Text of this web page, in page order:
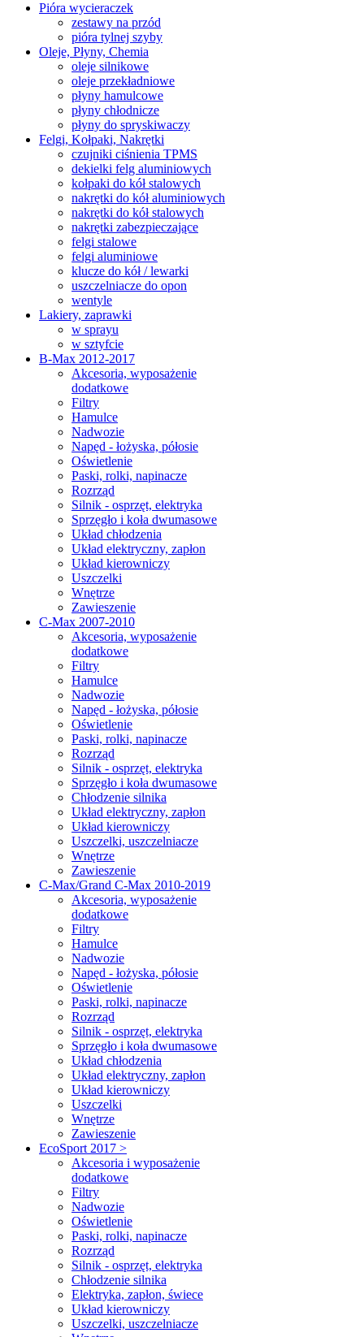
Pióra wycieraczek
zestawy na przód
pióra tylnej szyby
Oleje, Płyny, Chemia
oleje silnikowe
oleje przekładniowe
płyny hamulcowe
płyny chłodnicze
płyny do spryskiwaczy
Felgi, Kołpaki, Nakrętki
czujniki ciśnienia TPMS
dekielki felg aluminiowych
kołpaki do kół stalowych
nakrętki do kół aluminiowych
nakrętki do kół stalowych
nakrętki zabezpieczające
felgi stalowe
felgi aluminiowe
klucze do kół / lewarki
uszczelniacze do opon
wentyle
Lakiery, zaprawki
w sprayu
w sztyfcie
B-Max 2012-2017
Akcesoria, wyposażenie
dodatkowe
Filtry
Hamulce
Nadwozie
Napęd - łożyska, półosie
Oświetlenie
Paski, rolki, napinacze
Rozrząd
Silnik - osprzęt, elektryka
Sprzęgło i koła dwumasowe
Układ chłodzenia
Układ elektryczny, zapłon
Układ kierowniczy
Uszczelki
Wnętrze
Zawieszenie
C-Max 2007-2010
Akcesoria, wyposażenie
dodatkowe
Filtry
Hamulce
Nadwozie
Napęd - łożyska, półosie
Oświetlenie
Paski, rolki, napinacze
Rozrząd
Silnik - osprzęt, elektryka
Sprzęgło i koła dwumasowe
Chłodzenie silnika
Układ elektryczny, zapłon
Układ kierowniczy
Uszczelki, uszczelniacze
Wnętrze
Zawieszenie
C-Max/Grand C-Max 2010-2019
Akcesoria, wyposażenie
dodatkowe
Filtry
Hamulce
Nadwozie
Napęd - łożyska, półosie
Oświetlenie
Paski, rolki, napinacze
Rozrząd
Silnik - osprzęt, elektryka
Sprzęgło i koła dwumasowe
Układ chłodzenia
Układ elektryczny, zapłon
Układ kierowniczy
Uszczelki
Wnętrze
Zawieszenie
EcoSport 2017 >
Akcesoria i wyposażenie
dodatkowe
Filtry
Nadwozie
Oświetlenie
Paski, rolki, napinacze
Rozrząd
Silnik - osprzęt, elektryka
Chłodzenie silnika
Elektryka, zapłon, świece
Układ kierowniczy
Uszczelki, uszczelniacze